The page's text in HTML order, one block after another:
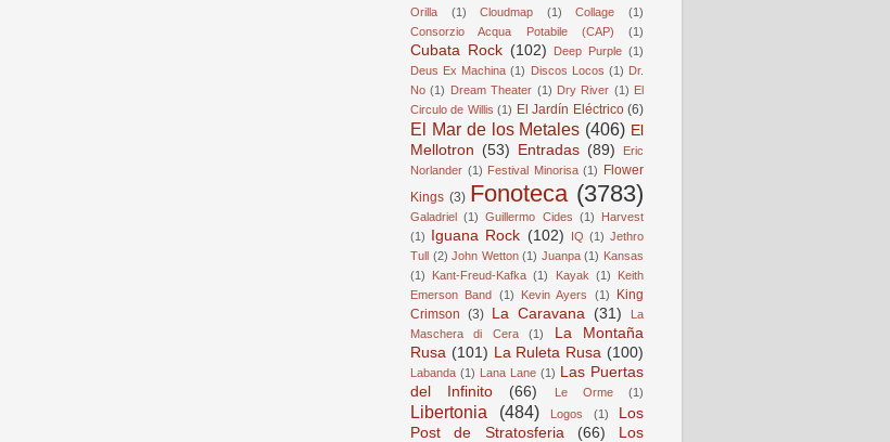
Orilla
(1) Cloudmap (1) Collage
(1)
Consorzio Acqua Potabile (CAP)
(1)
Cubata Rock (102) Deep Purple (1)
Deus Ex Machina (1) Discos Locos (1) Dr.
No (1) Dream Theater (1) Dry River (1) El
Circulo de Willis (1) El Jardín Eléctrico (6)
El Mar de los Metales (406) El
Mellotron (53) Entradas (89)
Eric
Norlander (1) Festival Minorisa (1) Flower
Kings (3) Fonoteca (3783)
Galadriel (1) Guillermo Cides (1)
Harvest
(1) Iguana Rock (102) IQ (1) Jethro
Tull (2) John Wetton (1) Juanpa (1) Kansas
(1)
Kant-Freud-Kafka (1) Kayak (1)
Keith
Emerson Band (1) Kevin Ayers (1)
King
Crimson (3) La Caravana (31)
La
Maschera di Cera
(1)
La Montaña
Rusa (101) La Ruleta Rusa (100)
Labanda (1) Lana Lane (1) Las Puertas
del Infinito
(66) Le Orme (1)
Libertonia (484) Logos (1)
Los
Post de Stratosferia
(66)
Los